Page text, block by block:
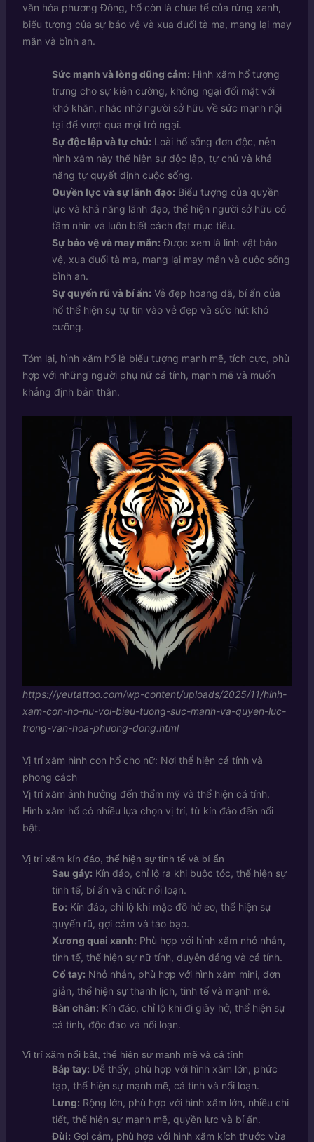
văn hóa phương Đông, hổ còn là chúa tể của rừng xanh,
biểu tượng của sự bảo vệ và xua đuổi tà ma, mang lại may
mắn và bình an.
Sức mạnh và lòng dũng cảm: Hình xăm hổ tượng
trưng cho sự kiên cường, không ngại đối mặt với
khó khăn, nhắc nhở người sở hữu về sức mạnh nội
tại để vượt qua mọi trở ngại.
Sự độc lập và tự chủ: Loài hổ sống đơn độc, nên
hình xăm này thể hiện sự độc lập, tự chủ và khả
năng tự quyết định cuộc sống.
Quyền lực và sự lãnh đạo: Biểu tượng của quyền
lực và khả năng lãnh đạo, thể hiện người sở hữu có
tầm nhìn và luôn biết cách đạt mục tiêu.
Sự bảo vệ và may mắn: Được xem là linh vật bảo
vệ, xua đuổi tà ma, mang lại may mắn và cuộc sống
bình an.
Sự quyến rũ và bí ẩn: Vẻ đẹp hoang dã, bí ẩn của
hổ thể hiện sự tự tin vào vẻ đẹp và sức hút khó
cưỡng.
Tóm lại, hình xăm hổ là biểu tượng mạnh mẽ, tích cực, phù
hợp với những người phụ nữ cá tính, mạnh mẽ và muốn
khẳng định bản thân.
https://yeutattoo.com/wp-content/uploads/2025/11/hinh-
xam-con-ho-nu-voi-bieu-tuong-suc-manh-va-quyen-luc-
trong-van-hoa-phuong-dong.html
Vị trí xăm hình con hổ cho nữ: Nơi thể hiện cá tính và
phong cách
Vị trí xăm ảnh hưởng đến thẩm mỹ và thể hiện cá tính.
Hình xăm hổ có nhiều lựa chọn vị trí, từ kín đáo đến nổi
bật.
Vị trí xăm kín đáo, thể hiện sự tinh tế và bí ẩn
Sau gáy: Kín đáo, chỉ lộ ra khi buộc tóc, thể hiện sự
tinh tế, bí ẩn và chút nổi loạn.
Eo: Kín đáo, chỉ lộ khi mặc đồ hở eo, thể hiện sự
quyến rũ, gợi cảm và táo bạo.
Xương quai xanh: Phù hợp với hình xăm nhỏ nhắn,
tinh tế, thể hiện sự nữ tính, duyên dáng và cá tính.
Cổ tay: Nhỏ nhắn, phù hợp với hình xăm mini, đơn
giản, thể hiện sự thanh lịch, tinh tế và mạnh mẽ.
Bàn chân: Kín đáo, chỉ lộ khi đi giày hở, thể hiện sự
cá tính, độc đáo và nổi loạn.
Vị trí xăm nổi bật, thể hiện sự mạnh mẽ và cá tính
Bắp tay: Dễ thấy, phù hợp với hình xăm lớn, phức
tạp, thể hiện sự mạnh mẽ, cá tính và nổi loạn.
Lưng: Rộng lớn, phù hợp với hình xăm lớn, nhiều chi
tiết, thể hiện sự mạnh mẽ, quyền lực và bí ẩn.
Đùi: Gợi cảm, phù hợp với hình xăm kích thước vừa